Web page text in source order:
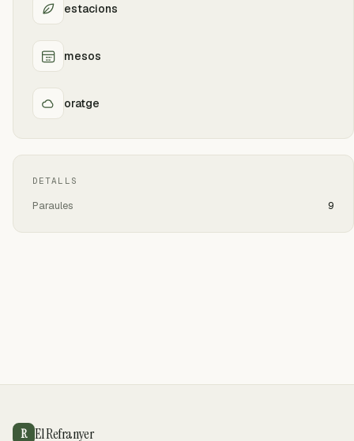
estacions
mesos
oratge
DETALLS
Paraules 9
R El Refranyer